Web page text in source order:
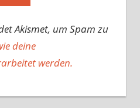
Akismet, um Spam zu
deine
werden.